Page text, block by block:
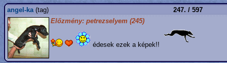
angel-ka(tag)
247. / 597
Előzmény: petrezselyem (245)
édesek ezek a képek!!